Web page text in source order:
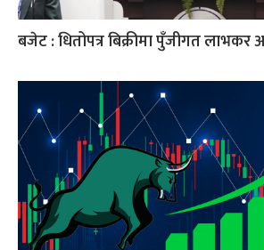
बजेट : धितोपत्र बिक्रीमा पुँजीगत लाभकर